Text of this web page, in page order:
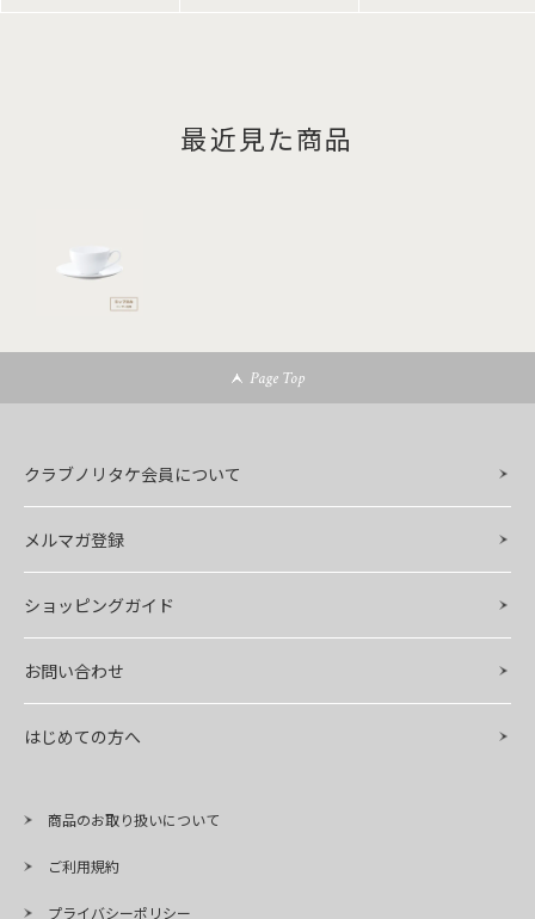
最近見た商品
Page Top
クラブノリタケ会員について
メルマガ登録
ショッピングガイド
お問い合わせ
はじめての方へ
商品のお取り扱いについて
ご利用規約
プライバシーポリシー